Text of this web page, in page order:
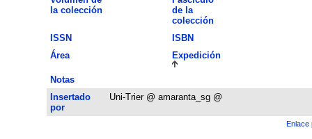
la colección
de la
colección
ISSN
ISBN
Área
Expedición
Notas
Insertado
por
Uni-Trier @ amaranta_sg @
Enlace